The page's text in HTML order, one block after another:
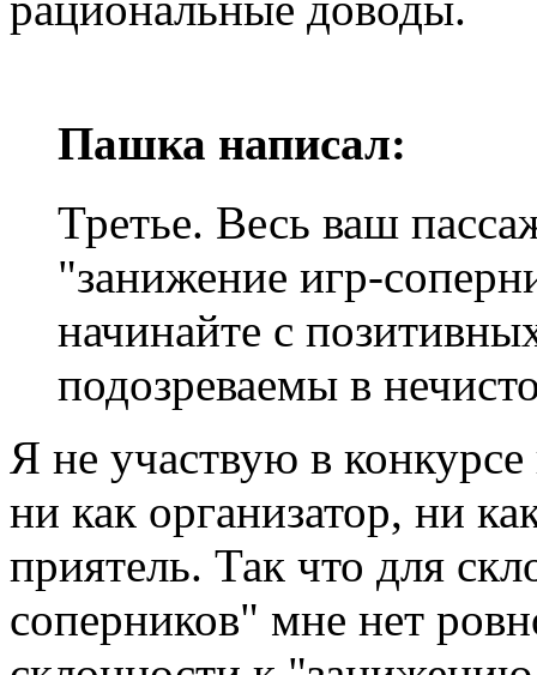
Пашка написал:
Третье. Весь ваш
"занижение игр-
начинайте с
подозреваемы в
Я не участвую в
ни как организатор, ни
приятель. Так что для
соперников" мне нет